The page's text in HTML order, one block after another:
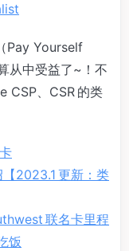
Pay Yourself
从中受益了~！不
CSP、CSR 的类
2023.1 更新：类
联名卡里程
饭